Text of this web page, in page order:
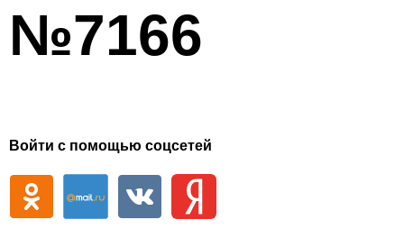
№7166
Войти с помощью соцсетей